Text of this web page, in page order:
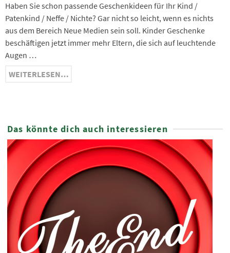
Teilen
Haben Sie schon passende Geschenkideen für Ihr Kind /
Patenkind / Neffe / Nichte? Gar nicht so leicht, wenn es nichts
aus dem Bereich Neue Medien sein soll. Kinder Geschenke
beschäftigen jetzt immer mehr Eltern, die sich auf leuchtende
Augen …
WEITERLESEN…
Das könnte dich auch interessieren